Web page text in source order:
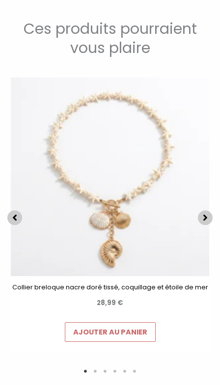
Ces produits pourraient
vous plaire
Collier breloque nacre doré tissé, coquillage et étoile de mer
28,99 €
AJOUTER AU PANIER